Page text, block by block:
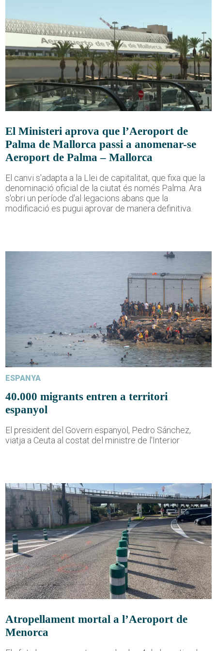
El Ministeri aprova que l’Aeroport de
Palma de Mallorca passi a anomenar-se
Aeroport de Palma – Mallorca
El canvi s'adapta a la Llei de capitalitat, que fixa que la
denominació oficial de la ciutat és només Palma. Ara
s'obri un període d'al·legacions abans que la
modificació es pugui aprovar de manera definitiva.
ESPANYA
40.000 migrants entren a territori
espanyol
El president del Govern espanyol, Pedro Sánchez,
viatja a Ceuta al costat del ministre de l'Interior
Atropellament mortal a l’Aeroport de
Menorca